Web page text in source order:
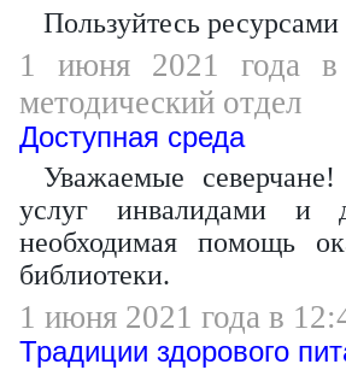
Пользуйтесь
1 июня 2021 года в
методический отдел
Доступная среда
Уважаемые
услуг инвалидами и
необходимая помощь
библиотеки.
1 июня 2021 года в
Традиции здорового